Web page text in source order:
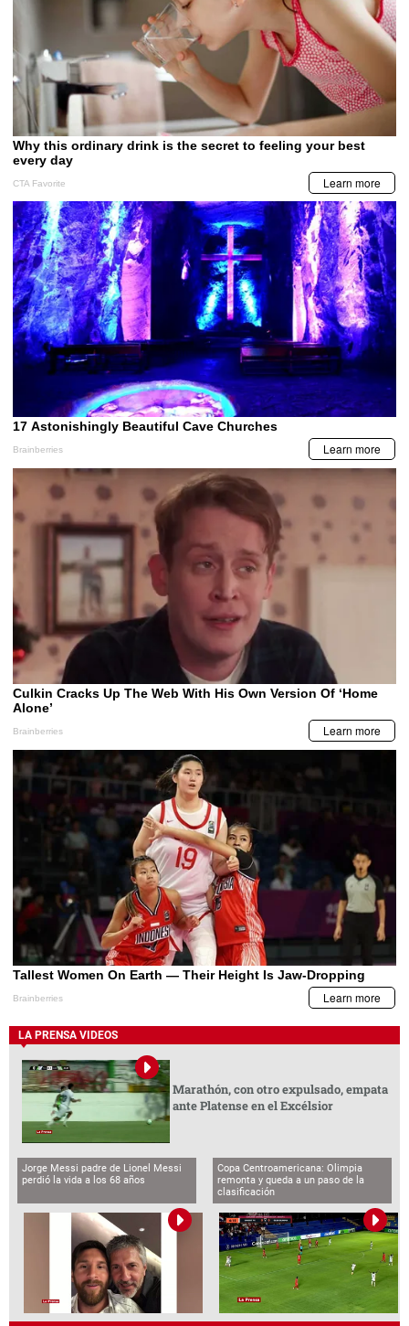
LA PRENSA VIDEOS
Marathón, con otro expulsado, empata
ante Platense en el Excélsior
Jorge Messi padre de Lionel Messi
perdió la vida a los 68 años
Copa Centroamericana: Olimpia
remonta y queda a un paso de la
clasificación